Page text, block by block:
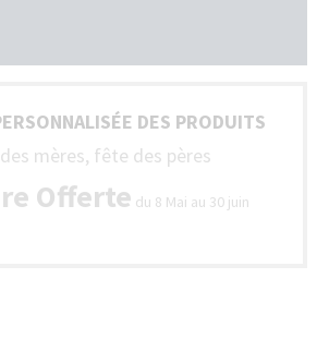
DES PRODUITS
mères, fête des pères
Offerte du 8 Mai au 30 juin